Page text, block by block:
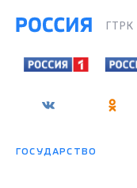
ГТРК
ГОСУДАРСТВО